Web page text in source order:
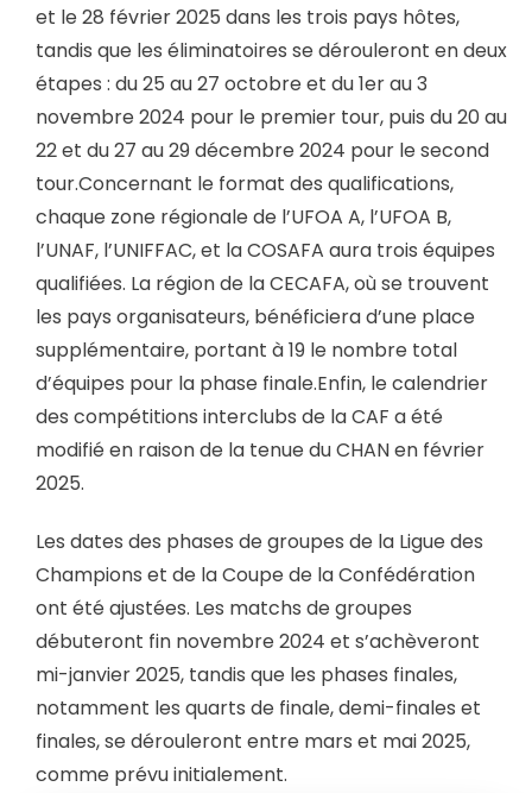
et le 28 février 2025 dans les trois pays hôtes,
tandis que les éliminatoires se dérouleront en deux
étapes : du 25 au 27 octobre et du 1er au 3
novembre 2024 pour le premier tour, puis du 20 au
22 et du 27 au 29 décembre 2024 pour le second
tour.Concernant le format des qualifications,
chaque zone régionale de l’UFOA A, l’UFOA B,
l’UNAF, l’UNIFFAC, et la COSAFA aura trois équipes
qualifiées. La région de la CECAFA, où se trouvent
les pays organisateurs, bénéficiera d’une place
supplémentaire, portant à 19 le nombre total
d’équipes pour la phase finale.Enfin, le calendrier
des compétitions interclubs de la CAF a été
modifié en raison de la tenue du CHAN en février
2025.
Les dates des phases de groupes de la Ligue des
Champions et de la Coupe de la Confédération
ont été ajustées. Les matchs de groupes
débuteront fin novembre 2024 et s’achèveront
mi-janvier 2025, tandis que les phases finales,
notamment les quarts de finale, demi-finales et
finales, se dérouleront entre mars et mai 2025,
comme prévu initialement.